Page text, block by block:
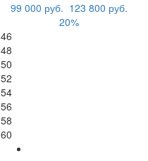
99 000 руб. 123 800 руб.
20%
46
48
50
52
54
56
58
60